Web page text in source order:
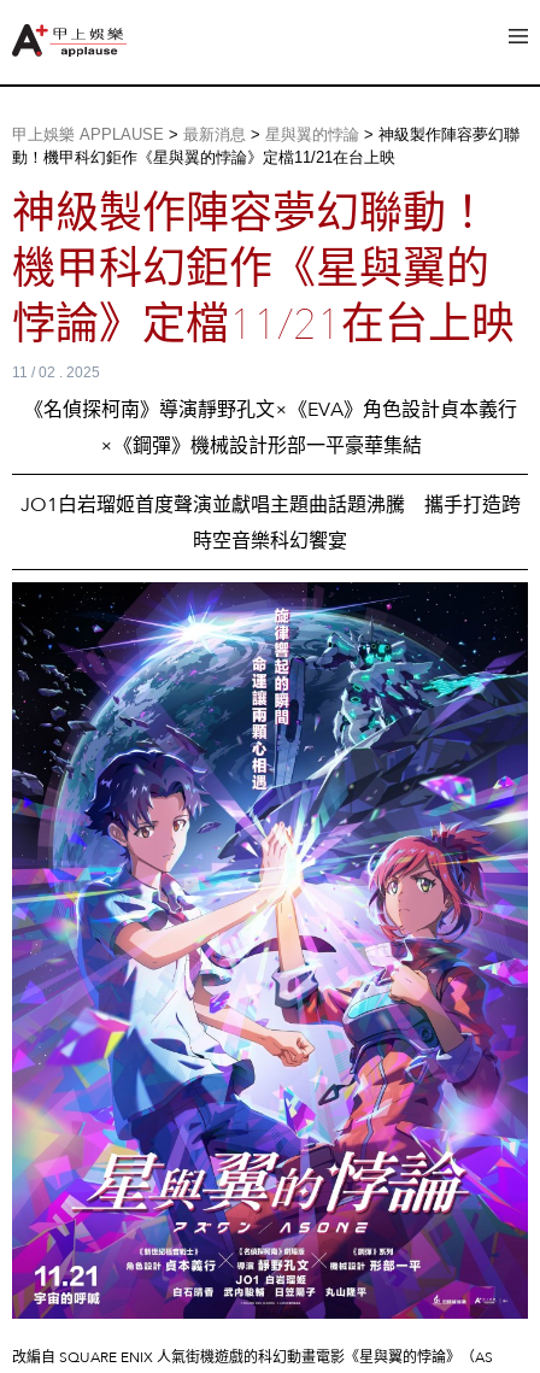
甲上娛樂 APPLAUSE > 最新消息 > 星與翼的悖論 > 神級製作陣容夢幻聯
動！機甲科幻鉅作《星與翼的悖論》定檔11/21在台上映
神級製作陣容夢幻聯動！
機甲科幻鉅作《星與翼的
悖論》定檔11/21在台上映
11 / 02 . 2025
《名偵探柯南》導演靜野孔文×《EVA》角色設計貞本義行
×《鋼彈》機械設計形部一平豪華集結
JO1白岩瑠姬首度聲演並獻唱主題曲話題沸騰 攜手打造跨
時空音樂科幻饗宴
改編自 SQUARE ENIX 人氣街機遊戲的科幻動畫電影《星與翼的悖論》（AS